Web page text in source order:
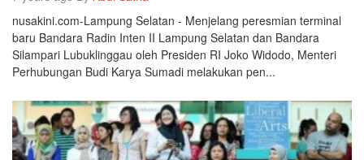
nusakini.com-Lampung Selatan - Menjelang peresmian terminal
baru Bandara Radin Inten II Lampung Selatan dan Bandara
Silampari Lubuklinggau oleh Presiden RI Joko Widodo, Menteri
Perhubungan Budi Karya Sumadi melakukan pen...